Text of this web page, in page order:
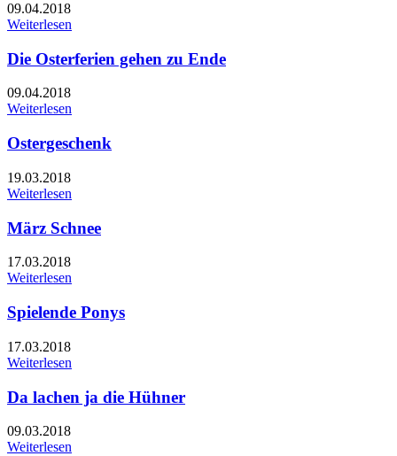
09.04.2018
Weiterlesen
Die Osterferien gehen zu Ende
09.04.2018
Weiterlesen
Ostergeschenk
19.03.2018
Weiterlesen
März Schnee
17.03.2018
Weiterlesen
Spielende Ponys
17.03.2018
Weiterlesen
Da lachen ja die Hühner
09.03.2018
Weiterlesen